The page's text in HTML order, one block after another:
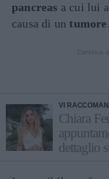
pancreas a cui lui
causa di untumore.
VI
Chiara
dettaglio